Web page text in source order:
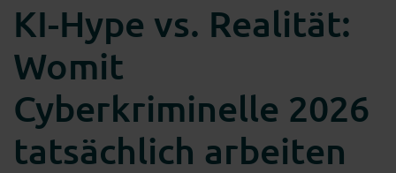
KI-Hype vs. Realität:
Womit
Cyberkriminelle 2026
tatsächlich arbeiten